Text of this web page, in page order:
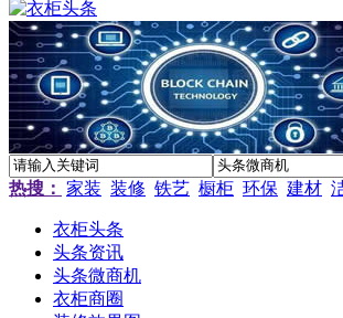
热搜： 家装 装修 铁艺 橱柜 环保 建材
衣柜头条
头条资讯
头条微商机
衣柜商圈